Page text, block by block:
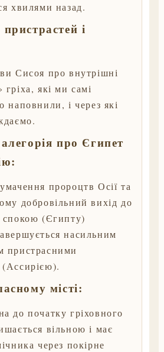
хвилями назад.
і
Сисоя про внутрішні
які ми самі
наповнили, і через які
про Єгипет
пророцтв Осії та
добровільний вихід до
спокою (Єгипту)
насильним
пристрасними
місті:
до початку гріховного
вільною і має
через покірне